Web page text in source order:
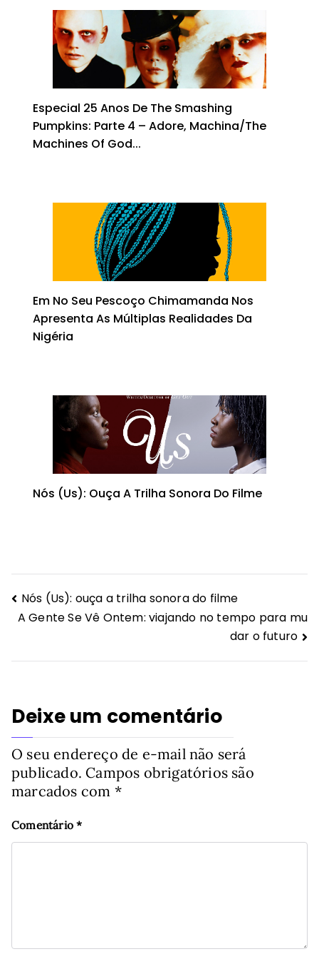
ra
m
b
o
o
k
y
d
s
dI
n
st
Especial 25 Anos De The Smashing
Pumpkins: Parte 4 – Adore, Machina/The
Machines Of God...
Em No Seu Pescoço Chimamanda Nos
Apresenta As Múltiplas Realidades Da
Nigéria
Nós (Us): Ouça A Trilha Sonora Do Filme
Navegação
de
Post
Nós (Us): ouça a trilha sonora do filme
A Gente Se Vê Ontem: viajando no tempo para mu
dar o futuro
Deixe um comentário
O seu endereço de e-mail não será
publicado. Campos obrigatórios são
marcados com *
Comentário*